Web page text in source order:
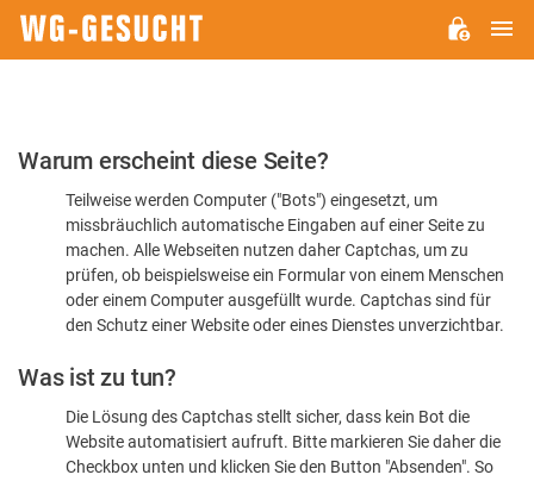
Bitte
dass
sind
Warum erscheint diese Seite?
Teilweise werden Computer ("Bots") eingesetzt, um
missbräuchlich automatische Eingaben auf einer Seite zu
machen. Alle Webseiten nutzen daher Captchas, um zu
prüfen, ob beispielsweise ein Formular von einem Menschen
oder einem Computer ausgefüllt wurde. Captchas sind für
den Schutz einer Website oder eines Dienstes unverzichtbar.
Was ist zu tun?
Die Lösung des Captchas stellt sicher, dass kein Bot die
Website automatisiert aufruft. Bitte markieren Sie daher die
Checkbox unten und klicken Sie den Button "Absenden". So